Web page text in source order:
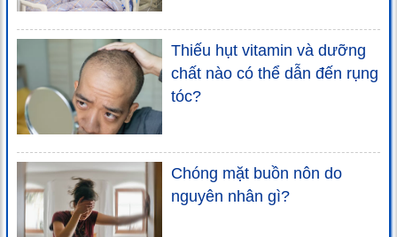
Thiếu hụt vitamin và dưỡng
chất nào có thể dẫn đến rụng
tóc?
Chóng mặt buồn nôn do
nguyên nhân gì?